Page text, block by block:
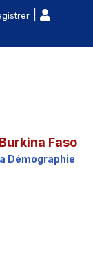
Faso
Démographie